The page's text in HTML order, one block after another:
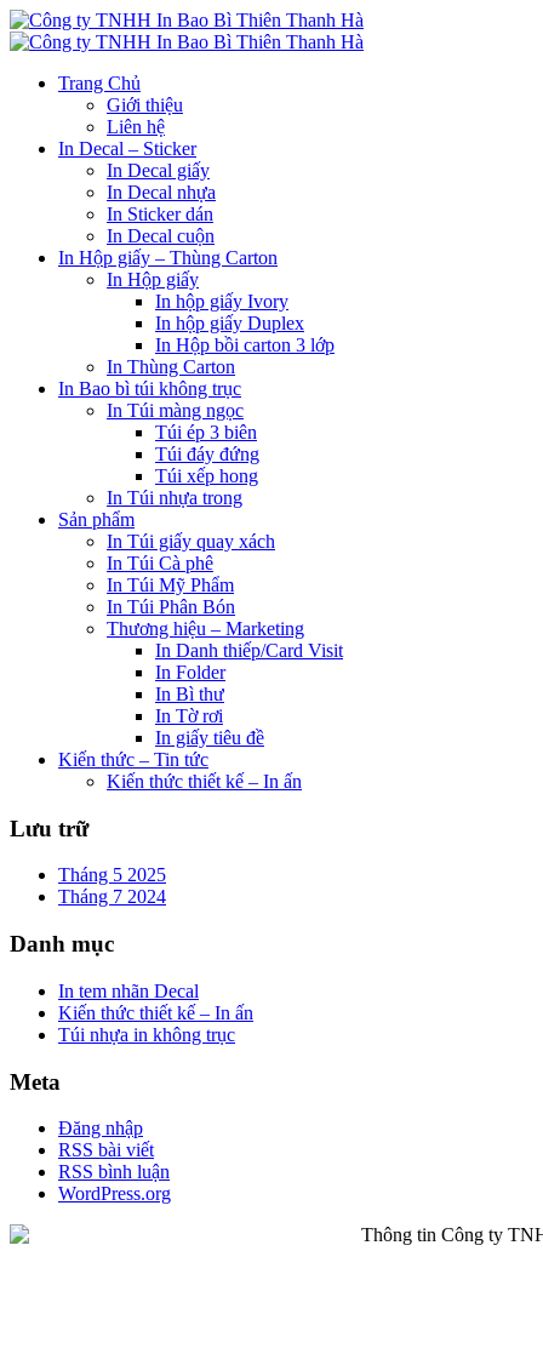
Trang Chủ
Giới thiệu
Liên hệ
In Decal – Sticker
In Decal giấy
In Decal nhựa
In Sticker dán
In Decal cuộn
In Hộp giấy – Thùng Carton
In Hộp giấy
In hộp giấy Ivory
In hộp giấy Duplex
In Hộp bồi carton 3 lớp
In Thùng Carton
In Bao bì túi không trục
In Túi màng ngọc
Túi ép 3 biên
Túi đáy đứng
Túi xếp hong
In Túi nhựa trong
Sản phẩm
In Túi giấy quay xách
In Túi Cà phê
In Túi Mỹ Phẩm
In Túi Phân Bón
Thương hiệu – Marketing
In Danh thiếp/Card Visit
In Folder
In Bì thư
In Tờ rơi
In giấy tiêu đề
Kiến thức – Tin tức
Kiến thức thiết kế – In ấn
Lưu trữ
Tháng 5 2025
Tháng 7 2024
Danh mục
In tem nhãn Decal
Kiến thức thiết kế – In ấn
Túi nhựa in không trục
Meta
Đăng nhập
RSS bài viết
RSS bình luận
WordPress.org